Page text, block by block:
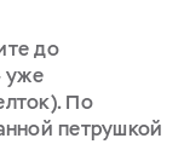
до
уже
По
петрушкой